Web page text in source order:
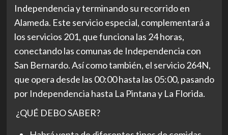
Independencia y terminando su recorrido en
Alameda. Este servicio especial, complementará a
los servicios 201, que funciona las 24 horas,
conectando las comunas de Independencia con
San Bernardo. Así como también, el servicio 264N,
que opera desde las 00:00 hasta las 05:00, pasando
por Independencia hasta La Pintana y La Florida.
¿QUÉ DEBO SABER?